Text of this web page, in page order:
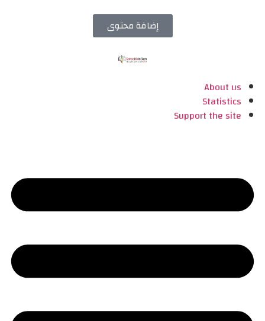
إضافة محتوى
About us
Statistics
Support the site